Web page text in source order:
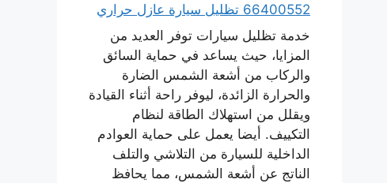
66400552 تظليل سيارة عازل حراري
خدمة تظليل سيارات توفر العديد من
المزايا، حيث يساعد في حماية السائق
والركاب من أشعة الشمس الضارة
والحرارة الزائدة، ليوفر راحة أثناء القيادة
ويقلل من استهلاك الطاقة لنظام
التكييف. أيضا يعمل على حماية العوادم
الداخلية للسيارة من التلاشي والتلف
الناتج عن أشعة الشمس، مما يحافظ